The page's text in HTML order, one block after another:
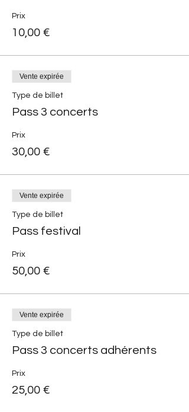
Prix
10,00 €
Vente expirée
Type de billet
Pass 3 concerts
Prix
30,00 €
Vente expirée
Type de billet
Pass festival
Prix
50,00 €
Vente expirée
Type de billet
Pass 3 concerts adhérents
Prix
25,00 €